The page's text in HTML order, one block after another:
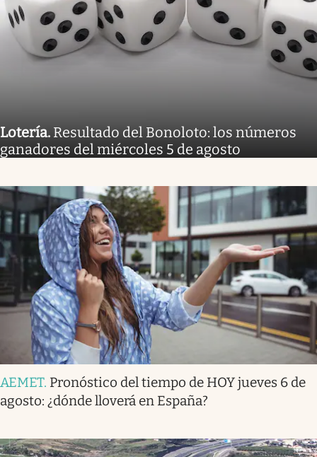
Lotería. Resultado del Bonoloto: los números
ganadores del miércoles 5 de agosto
AEMET. Pronóstico del tiempo de HOY jueves 6 de
agosto: ¿dónde lloverá en España?